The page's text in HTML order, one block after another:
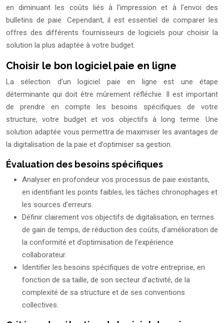
en diminuant les coûts liés à l’impression et à l’envoi des
bulletins de paie. Cependant, il est essentiel de comparer les
offres des différents fournisseurs de logiciels pour choisir la
solution la plus adaptée à votre budget.
Choisir le bon logiciel paie en ligne
La sélection d’un logiciel paie en ligne est une étape
déterminante qui doit être mûrement réfléchie. Il est important
de prendre en compte les besoins spécifiques de votre
structure, votre budget et vos objectifs à long terme. Une
solution adaptée vous permettra de maximiser les avantages de
la digitalisation de la paie et d’optimiser sa gestion.
Évaluation des besoins spécifiques
Analyser en profondeur vos processus de paie existants,
en identifiant les points faibles, les tâches chronophages et
les sources d’erreurs.
Définir clairement vos objectifs de digitalisation, en termes
de gain de temps, de réduction des coûts, d’amélioration de
la conformité et d’optimisation de l’expérience
collaborateur.
Identifier les besoins spécifiques de votre entreprise, en
fonction de sa taille, de son secteur d’activité, de la
complexité de sa structure et de ses conventions
collectives.